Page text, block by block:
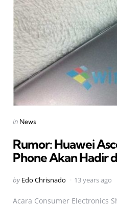
Categories
Posted
in News
Rumor: Huawei
Phone Akan Hadir
Posted
by Edo Chrisnado 13 years ago
Acara Consumer Electronics